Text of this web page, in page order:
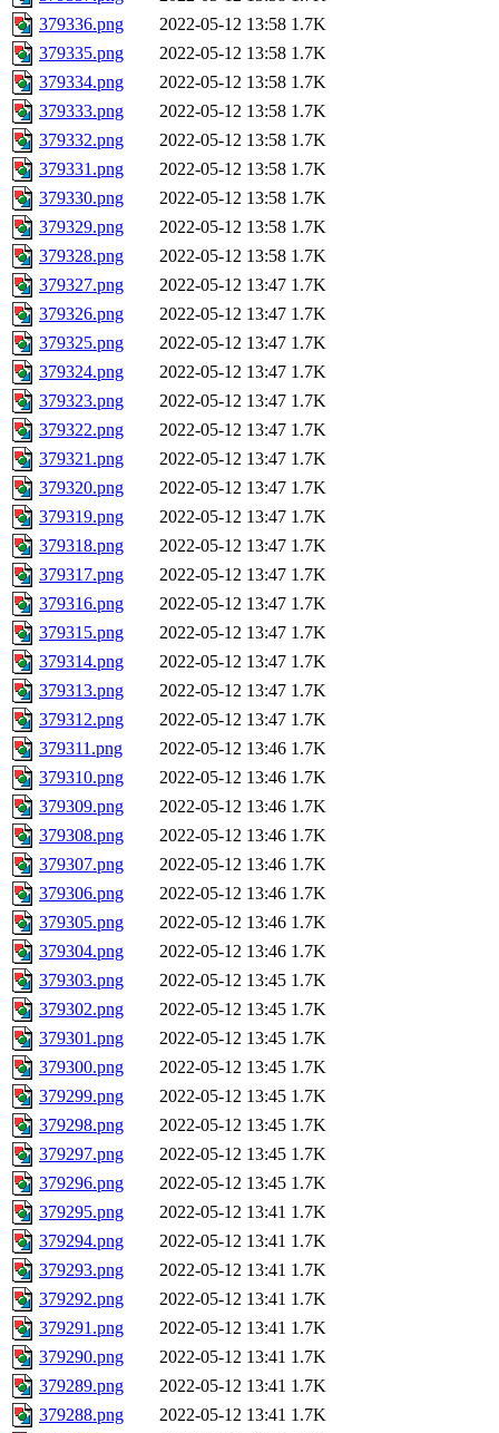
379336.png
2022-05-12 13:58 1.7K
379335.png
2022-05-12 13:58 1.7K
379334.png
2022-05-12 13:58 1.7K
379333.png
2022-05-12 13:58 1.7K
379332.png
2022-05-12 13:58 1.7K
379331.png
2022-05-12 13:58 1.7K
379330.png
2022-05-12 13:58 1.7K
379329.png
2022-05-12 13:58 1.7K
379328.png
2022-05-12 13:58 1.7K
379327.png
2022-05-12 13:47 1.7K
379326.png
2022-05-12 13:47 1.7K
379325.png
2022-05-12 13:47 1.7K
379324.png
2022-05-12 13:47 1.7K
379323.png
2022-05-12 13:47 1.7K
379322.png
2022-05-12 13:47 1.7K
379321.png
2022-05-12 13:47 1.7K
379320.png
2022-05-12 13:47 1.7K
379319.png
2022-05-12 13:47 1.7K
379318.png
2022-05-12 13:47 1.7K
379317.png
2022-05-12 13:47 1.7K
379316.png
2022-05-12 13:47 1.7K
379315.png
2022-05-12 13:47 1.7K
379314.png
2022-05-12 13:47 1.7K
379313.png
2022-05-12 13:47 1.7K
379312.png
2022-05-12 13:47 1.7K
379311.png
2022-05-12 13:46 1.7K
379310.png
2022-05-12 13:46 1.7K
379309.png
2022-05-12 13:46 1.7K
379308.png
2022-05-12 13:46 1.7K
379307.png
2022-05-12 13:46 1.7K
379306.png
2022-05-12 13:46 1.7K
379305.png
2022-05-12 13:46 1.7K
379304.png
2022-05-12 13:46 1.7K
379303.png
2022-05-12 13:45 1.7K
379302.png
2022-05-12 13:45 1.7K
379301.png
2022-05-12 13:45 1.7K
379300.png
2022-05-12 13:45 1.7K
379299.png
2022-05-12 13:45 1.7K
379298.png
2022-05-12 13:45 1.7K
379297.png
2022-05-12 13:45 1.7K
379296.png
2022-05-12 13:45 1.7K
379295.png
2022-05-12 13:41 1.7K
379294.png
2022-05-12 13:41 1.7K
379293.png
2022-05-12 13:41 1.7K
379292.png
2022-05-12 13:41 1.7K
379291.png
2022-05-12 13:41 1.7K
379290.png
2022-05-12 13:41 1.7K
379289.png
2022-05-12 13:41 1.7K
379288.png
2022-05-12 13:41 1.7K